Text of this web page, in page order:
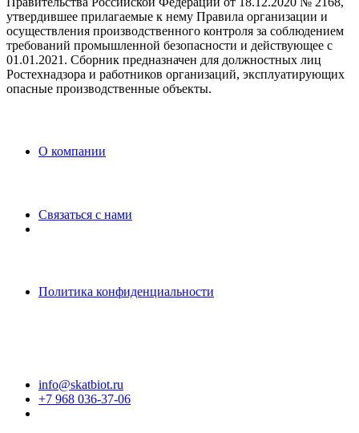
утвердившее прилагаемые к нему Правила организации и
осуществления производственного контроля за соблюдением
требований промышленной безопасности и действующее с
01.01.2021. Сборник предназначен для должностных лиц
Ростехнадзора и работников организаций, эксплуатирующих
опасные производственные объекты.
O компании
Связаться с нами
Политика конфиденциальности
info@skatbiot.ru
+7 968 036-37-06